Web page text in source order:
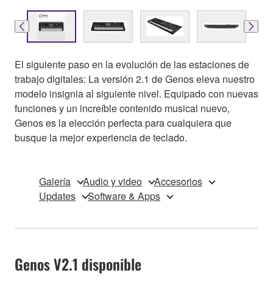
El siguiente paso en la evolución de las estaciones de
trabajo digitales: La versión 2.1 de Genos eleva nuestro
modelo insignia al siguiente nivel. Equipado con nuevas
funciones y un increíble contenido musical nuevo,
Genos es la elección perfecta para cualquiera que
busque la mejor experiencia de teclado.
Galería Audio y video
Accesorios
Updates
Software & Apps
Genos V2.1 disponible